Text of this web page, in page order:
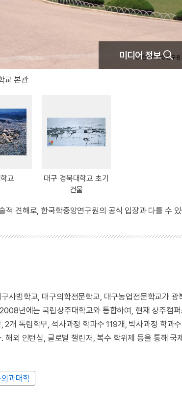
미디어 정보
교 본관
교
대구 경북대학교 초기
건물
견해로, 한국학중앙연구원의 공식 입장과 다를 수
사범학교, 대구의학전문학교, 대구농업전문학교가 광
년에는 국립상주대학교와 통합하여, 현재 상주캠
개 독립학부, 석사과정 학과수 119개, 박사과정 학과
외 인턴십, 글로벌 챌린저, 복수 학위제 등을 통해 국
과대학